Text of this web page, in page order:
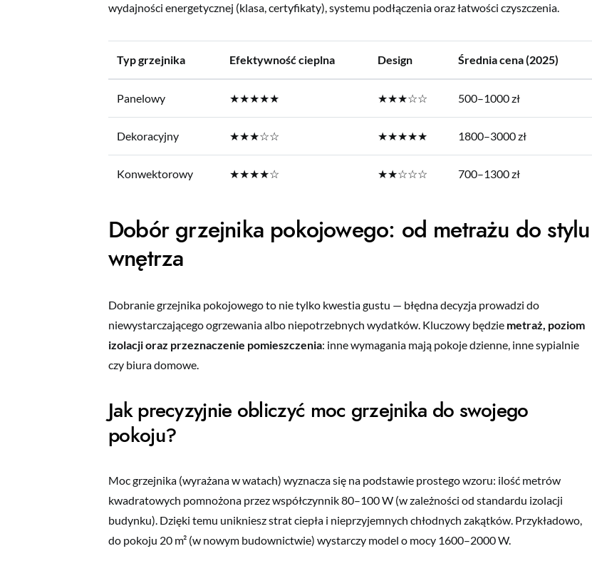
wydajności energetycznej (klasa, certyfikaty), systemu podłączenia oraz łatwości czyszczenia.
Typ grzejnika Efektywność cieplna Design Średnia cena (2025)
Panelowy ★★★★★ ★★★☆☆ 500–1000 zł
Dekoracyjny ★★★☆☆ ★★★★★ 1800–3000 zł
Konwektorowy ★★★★☆ ★★☆☆☆ 700–1300 zł
Dobór grzejnika pokojowego: od metrażu do stylu
wnętrza
Dobranie grzejnika pokojowego to nie tylko kwestia gustu — błędna decyzja prowadzi do
niewystarczającego ogrzewania albo niepotrzebnych wydatków. Kluczowy będzie metraż, poziom
izolacji oraz przeznaczenie pomieszczenia: inne wymagania mają pokoje dzienne, inne sypialnie
czy biura domowe.
Jak precyzyjnie obliczyć moc grzejnika do swojego
pokoju?
Moc grzejnika (wyrażana w watach) wyznacza się na podstawie prostego wzoru: ilość metrów
kwadratowych pomnożona przez współczynnik 80–100 W (w zależności od standardu izolacji
budynku). Dzięki temu unikniesz strat ciepła i nieprzyjemnych chłodnych zakątków. Przykładowo,
do pokoju 20 m² (w nowym budownictwie) wystarczy model o mocy 1600–2000 W.